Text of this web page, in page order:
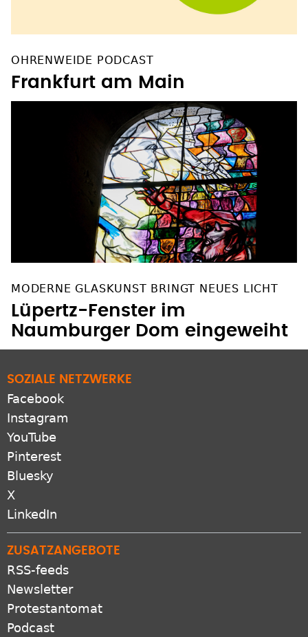
OHRENWEIDE PODCAST
Frankfurt am Main
MODERNE GLASKUNST BRINGT NEUES LICHT
Lüpertz-Fenster im
Naumburger Dom eingeweiht
SOZIALE NETZWERKE
Facebook
Instagram
YouTube
Pinterest
Bluesky
X
LinkedIn
ZUSATZANGEBOTE
RSS-feeds
Newsletter
Protestantomat
Podcast